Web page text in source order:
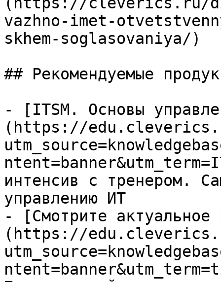
vazhno-imet-
skhem-soglasovaniya/)
## Рекомендуемые
- [ITSM. Основы
(https://
интенсив с тренером.
управлению ИТ
- [Смотрите актуальное
(https://